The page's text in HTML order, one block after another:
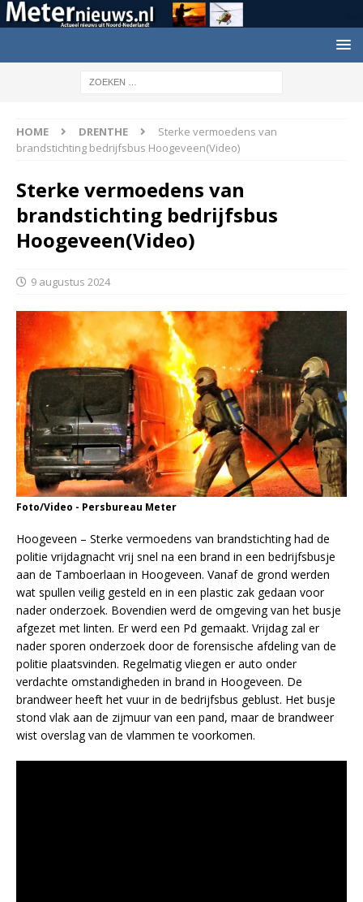
HOME DRENTHE
Sterke vermoedens van
brandstichting bedrijfsbus Hoogeveen(Video)
Sterke vermoedens van
brandstichting bedrijfsbus
Hoogeveen(Video)
9 augustus 2024
Foto/Video - Persbureau Meter
Hoogeveen – Sterke vermoedens van brandstichting had de
politie vrijdagnacht vrij snel na een brand in een bedrijfsbusje
aan de Tamboerlaan in Hoogeveen. Vanaf de grond werden
wat spullen veilig gesteld en in een plastic zak gedaan voor
nader onderzoek. Bovendien werd de omgeving van het busje
afgezet met linten. Er werd een Pd gemaakt. Vrijdag zal er
nader sporen onderzoek door de forensische afdeling van de
politie plaatsvinden. Regelmatig vliegen er auto onder
verdachte omstandigheden in brand in Hoogeveen. De
brandweer heeft het vuur in de bedrijfsbus geblust. Het busje
stond vlak aan de zijmuur van een pand, maar de brandweer
wist overslag van de vlammen te voorkomen.